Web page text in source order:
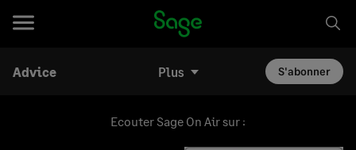
Advice Plus S'abonner
Ecouter Sage On Air sur :